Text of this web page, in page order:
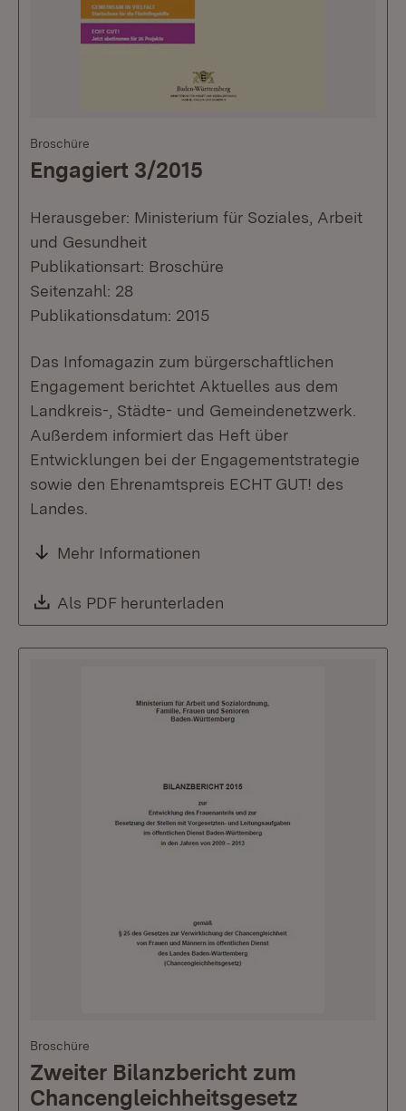
Broschüre
Engagiert 3/2015
Herausgeber: Ministerium für Soziales, Arbeit
und Gesundheit
Publikationsart: Broschüre
Seitenzahl: 28
Publikationsdatum: 2015
Das Infomagazin zum bürgerschaftlichen
Engagement berichtet Aktuelles aus dem
Landkreis-, Städte- und Gemeindenetzwerk.
Außerdem informiert das Heft über
Entwicklungen bei der Engagementstrategie
sowie den Ehrenamtspreis ECHT GUT! des
Landes.
Mehr Informationen
Download:
Als PDF herunterladen
Broschüre
Zweiter Bilanzbericht zum
Chancengleichheitsgesetz